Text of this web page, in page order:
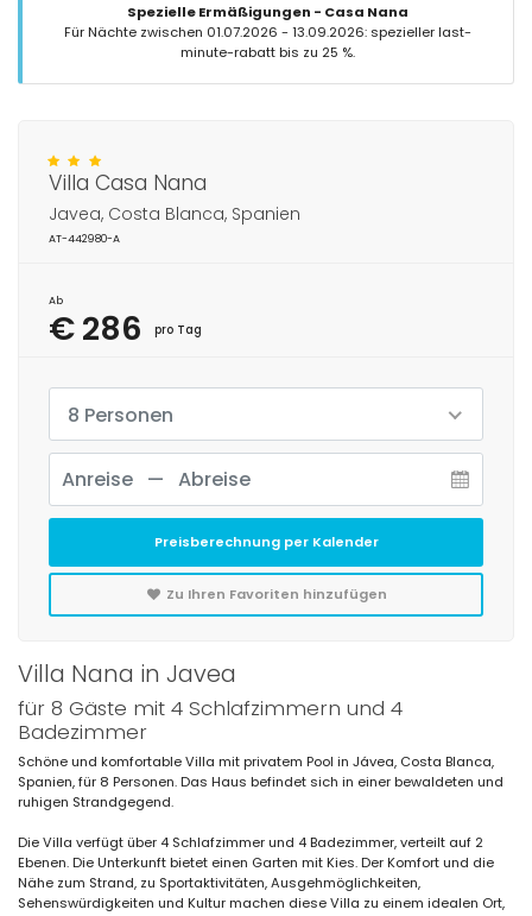
Spezielle Ermäßigungen - Casa Nana
Für Nächte zwischen 01.07.2026 - 13.09.2026: spezieller last-
minute-rabatt bis zu 25 %.
Villa Nana in Javea
für 8 Gäste mit 4 Schlafzimmern und 4
Badezimmer
Schöne und komfortable Villa mit privatem Pool in Jávea, Costa Blanca,
Spanien, für 8 Personen. Das Haus befindet sich in einer bewaldeten und
ruhigen Strandgegend.
Die Villa verfügt über 4 Schlafzimmer und 4 Badezimmer, verteilt auf 2
Ebenen. Die Unterkunft bietet einen Garten mit Kies. Der Komfort und die
Nähe zum Strand, zu Sportaktivitäten, Ausgehmöglichkeiten,
Sehenswürdigkeiten und Kultur machen diese Villa zu einem idealen Ort,
Villa Casa Nana
Javea, Costa Blanca, Spanien
AT-442980-A
Ab
€ 286 pro Tag
8 Personen
Preisberechnung per Kalender
Zu Ihren Favoriten hinzufügen